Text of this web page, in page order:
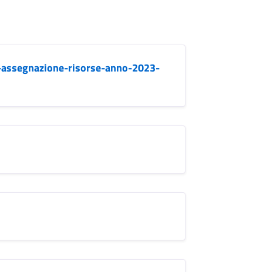
risorse-anno-2023-